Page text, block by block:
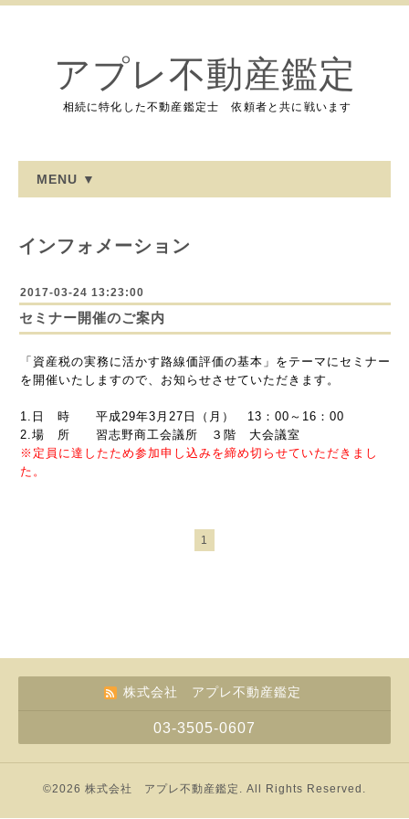
アプレ不動産鑑定
相続に特化した不動産鑑定士 依頼者と共に戦います
MENU ▼
インフォメーション
2017-03-24 13:23:00
セミナー開催のご案内
「資産税の実務に活かす路線価評価の基本」をテーマにセミナー
を開催いたしますので、お知らせさせていただきます。
1.日 時 平成29年3月27日（月） 13：00～16：00
2.場 所 習志野商工会議所 ３階 大会議室
※定員に達したため参加申し込みを締め切らせていただきまし
た。
1
株式会社 アプレ不動産鑑定
03-3505-0607
©2026 株式会社 アプレ不動産鑑定 . All Rights Reserved.